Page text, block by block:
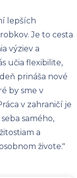
lepších
Je to cesta
výziev a
učia flexibilite,
prináša nové
by sme v
v zahraničí je
samého,
a
živote."